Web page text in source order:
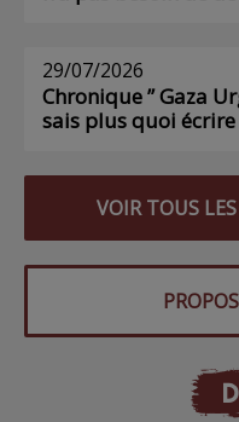
29/07/2026
Chronique ” Gaza
sais plus quoi écrire
VOIR TOUS